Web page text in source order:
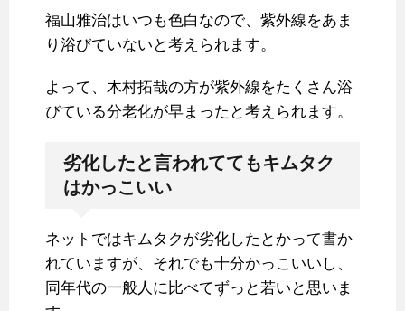
福山雅治はいつも色白なので、紫外線をあま
り浴びていないと考えられます。
よって、木村拓哉の方が紫外線をたくさん浴
びている分老化が早まったと考えられます。
劣化したと言われててもキムタク
はかっこいい
ネットではキムタクが劣化したとかって書か
れていますが、それでも十分かっこいいし、
同年代の一般人に比べてずっと若いと思いま